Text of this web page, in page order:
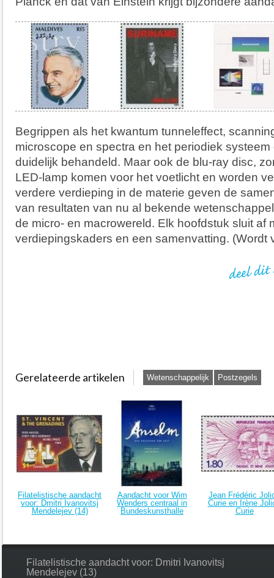
Begrippen als het kwantum tunneleffect,
microscope en spectra en het periodiek
duidelijk behandeld. Maar ook de blu-ray disc,
LED-lamp komen voor het voetlicht en worden
verdere verdieping in de materie geven de
van resultaten van nu al bekende
de micro- en macrowereld. Elk hoofdstuk sluit af
verdiepingskaders en een samenvatting. (Wordt
Gerelateerde artikelen Wetenschappelijk Postzegels
Filatelistische aandacht
voor: Dmitri Ivanovitsj
Mendelejev (14)
Aandacht voor Wim
Wenders centraal in
Bundeskunsthalle
Jean Frédéric
Curie en Irène
Curie
Filatelistische aandacht voor: Dmitri Ivanovitsj
Mendelejev (13)